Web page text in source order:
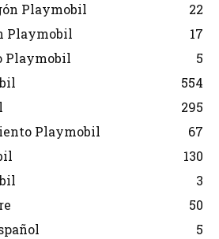
Playmobil
22
Playmobil
17
Playmobil
5
554
295
Playmobil
67
130
3
50
5